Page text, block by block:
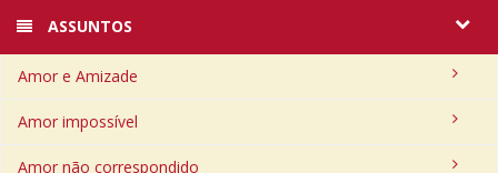
ASSUNTOS
Amor e Amizade
Amor impossível
Amor não correspondido